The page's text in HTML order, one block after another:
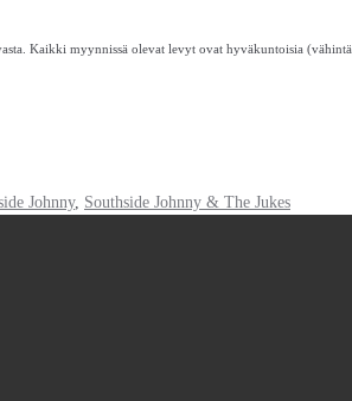
Kaikki myynnissä olevat levyt ovat hyväkuntoisia
Johnny, Southside Johnny & The Jukes